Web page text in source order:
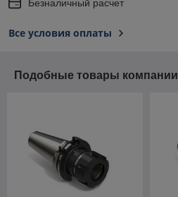
Безналичный расчет
Все условия оплаты
Подобные товары компании